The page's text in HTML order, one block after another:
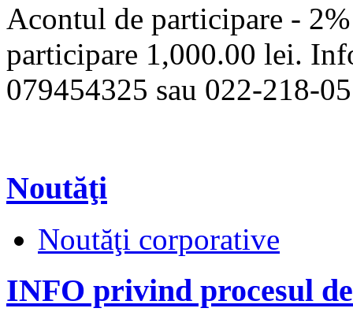
Acontul de participare -
participare 1,000.00 lei.
079454325 sau 022-218-
Noutăţi
Noutăţi corporative
INFO privind procesul